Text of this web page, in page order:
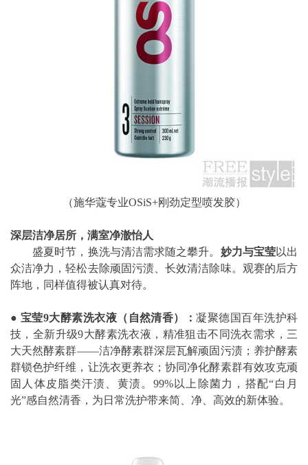
（施华蔻专业OSiS+刚劲定型喷发胶）
深层洁净居所，满室净澈怡人
盛夏时节，换洗与清洁需求随之攀升。 妙力与宝莹以出
众洁净力，轻松去除顽固污渍、长效清洁除味。观赛的后方
阵地，同样值得被认真对待。
● 宝莹9大酵素洗衣液（自然清香）：凝聚德国百年洗护科
技，全新升级9大酵素洗衣液，精准狙击不同洗衣需求，三
大天然酵素群——洁净酵素群深层瓦解顽固污渍；养护酵素
群锁色护纤维，让洗衣更养衣；协同净化酵素群有效攻克顽
固人体皮脂类汗渍、黄渍。99%以上除菌力，搭配“白月
光”感自然清香，为日常洗护带来简、净、高效的新体验。